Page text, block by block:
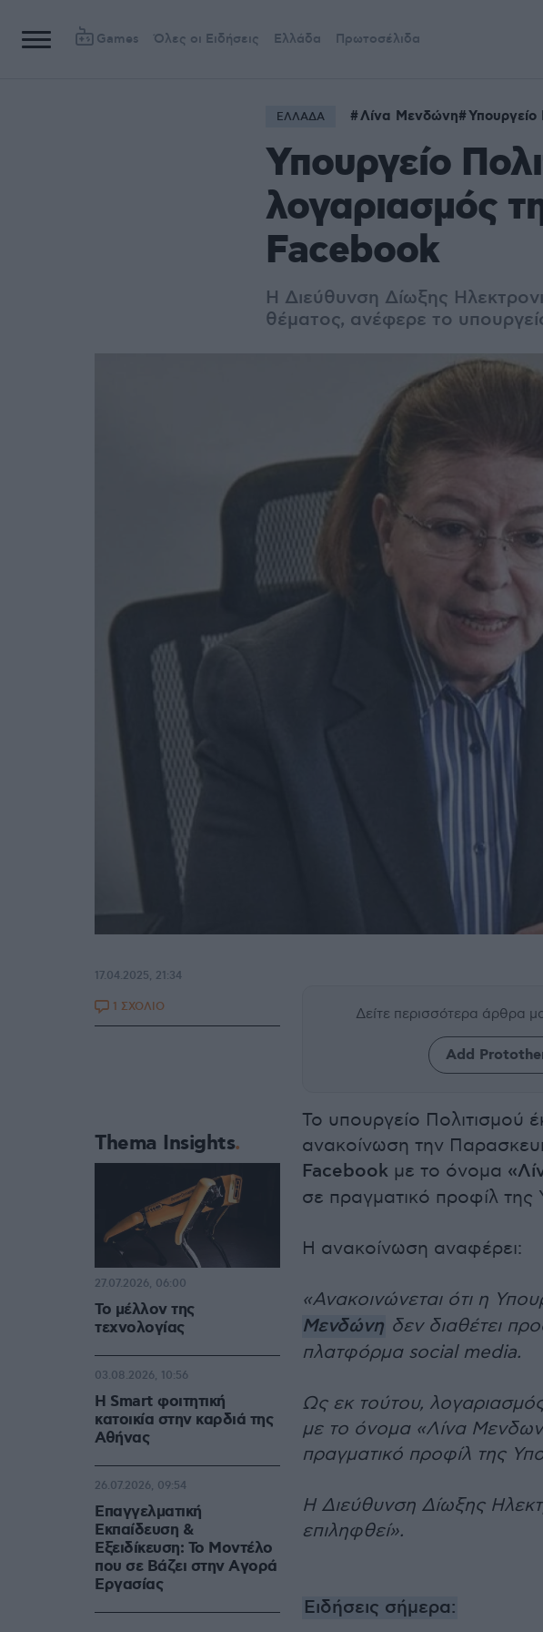
Games Όλες οι Ειδήσεις Ελλάδα Πρωτοσέλιδα
ΕΛΛΑΔΑ Λίνα Μενδώνη Υπουργείο
Υπουργείο
λογαριασμός
Facebook
Η Διεύθυνση Δίωξης
θέματος, ανέφερε το
Δείτε περισσότερα άρθρα
Add
Το υπουργείο Πολιτισμού
ανακοίνωση την
Facebook με το όνομα
σε πραγματικό προφίλ της
Η ανακοίνωση αναφέρει:
«Ανακοινώνεται ότι η
Μενδώνη δεν διαθέτει
πλατφόρμα social media.
Ως εκ τούτου,
με το όνομα «Λίνα
πραγματικό προφίλ της
Η Διεύθυνση Δίωξης
επιληφθεί».
Ειδήσεις σήμερα:
17.04.2025, 21:34
1 ΣΧΟΛΙΟ
Thema Insights
Το μέλλον της
τεχνολογίας
27.07.2026, 06:00
Η Smart φοιτητική
κατοικία στην καρδιά της
Αθήνας
03.08.2026, 10:56
Επαγγελματική
Εκπαίδευση &
Εξειδίκευση: Το Mοντέλο
που σε Bάζει στην Aγορά
Eργασίας
26.07.2026, 09:54